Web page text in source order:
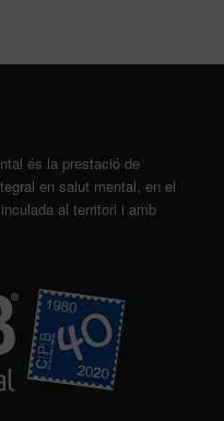
és la prestació de
en salut mental, en el
al territori i amb